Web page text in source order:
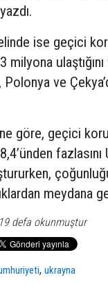
ise geçici
milyona
Polonya ve
göre, geçici
fazlasını
meydana
defa okunmuştur
,ukrayna